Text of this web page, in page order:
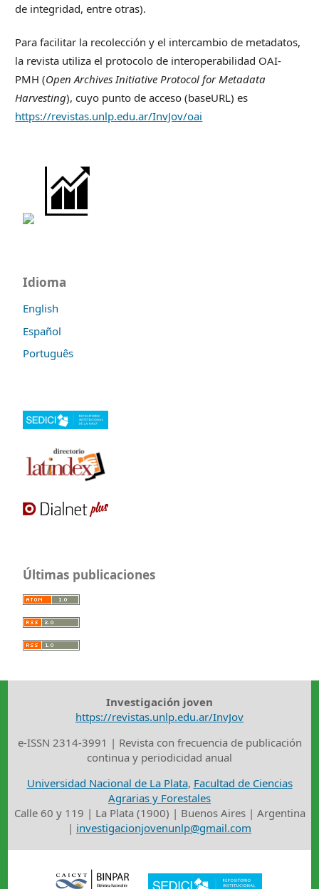
de integridad, entre otras).
Para facilitar la recolección y el intercambio de metadatos,
la revista utiliza el protocolo de interoperabilidad OAI-
PMH (Open Archives Initiative Protocol for Metadata
Harvesting), cuyo punto de acceso (baseURL) es
https://revistas.unlp.edu.ar/InvJov/oai
Idioma
English
Español
Português
Últimas publicaciones
Investigación joven
https://revistas.unlp.edu.ar/InvJov
e-ISSN 2314-3991 | Revista con frecuencia de publicación
continua y periodicidad anual
Universidad Nacional de La Plata, Facultad de Ciencias
Agrarias y Forestales
Calle 60 y 119 | La Plata (1900) | Buenos Aires | Argentina
| investigacionjovenunlp@gmail.com